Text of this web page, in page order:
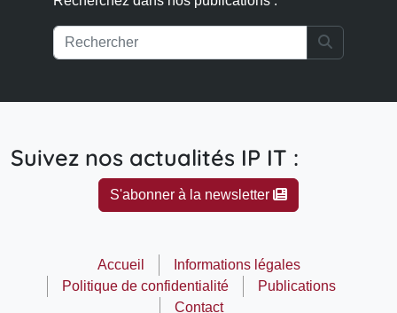
Suivez nos actualités IP IT :
S'abonner à la newsletter
Accueil
Informations légales
Politique de confidentialité
Publications
Contact